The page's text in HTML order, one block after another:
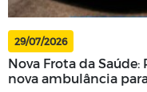
29/07/2026
Nova Frota da
nova ambulância